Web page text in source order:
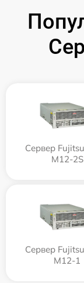
Сервер
M12-2S
Сервер
M12-1